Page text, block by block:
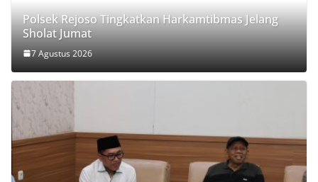
Polsek Rejoso Tingkatkan Harkamtibmas Jelang
Sholat Jumat
7 Agustus 2026